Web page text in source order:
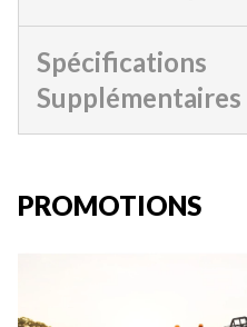
Spécifications
Supplémentaires
PROMOTIONS